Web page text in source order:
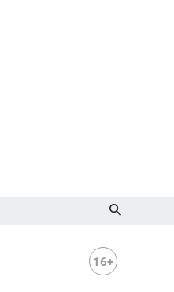
16+